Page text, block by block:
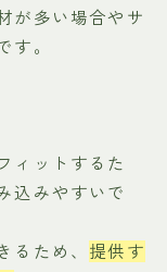
が多い場合やサ
。
ィットするた
込みやすいで
るため、 提供す